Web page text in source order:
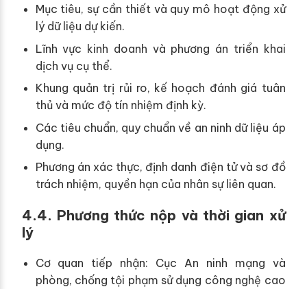
Mục tiêu, sự cần thiết và quy mô hoạt động xử
lý dữ liệu dự kiến.
Lĩnh vực kinh doanh và phương án triển khai
dịch vụ cụ thể.
Khung quản trị rủi ro, kế hoạch đánh giá tuân
thủ và mức độ tín nhiệm định kỳ.
Các tiêu chuẩn, quy chuẩn về an ninh dữ liệu áp
dụng.
Phương án xác thực, định danh điện tử và sơ đồ
trách nhiệm, quyền hạn của nhân sự liên quan.
4.4. Phương thức nộp và thời gian xử
lý
Cơ quan tiếp nhận: Cục An ninh mạng và
phòng, chống tội phạm sử dụng công nghệ cao